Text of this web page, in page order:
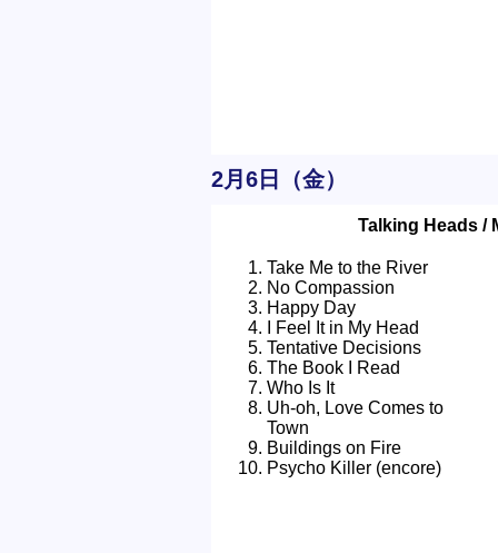
2月6日（金）
Talking Heads /
Take Me to the River
No Compassion
Happy Day
I Feel It in My Head
Tentative Decisions
The Book I Read
Who Is It
Uh-oh, Love Comes to
Town
Buildings on Fire
Psycho Killer (encore)